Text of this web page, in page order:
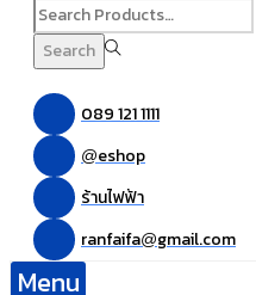
Search
089 121 1111
@eshop
ร้านไฟฟ้า
ranfaifa@gmail.com
Menu